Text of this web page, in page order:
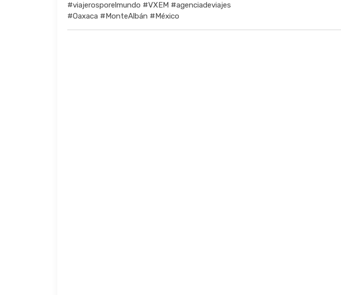
#viajerosporelmundo #VXEM #agenciadeviajes
#Oaxaca #MonteAlbán #México